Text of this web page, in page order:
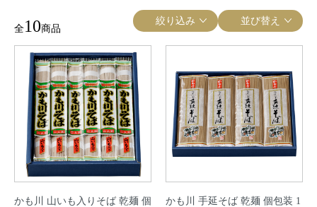
絞り込み 並び替え
全10商品
かも川 山いも入りそば 乾麺 個
かも川 手延そば 乾麺 個包装 1